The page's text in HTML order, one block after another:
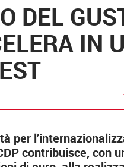
DEL
IN
per
contribuisce, con